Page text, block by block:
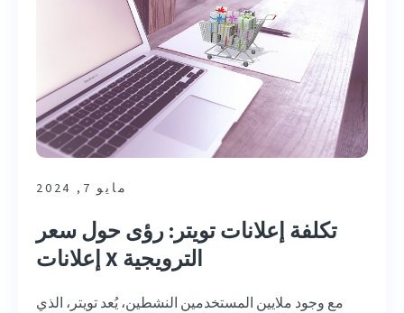
مايو 7, 2024
تكلفة إعلانات تويتر: رؤى حول سعر
إعلانات X الترويجية
مع وجود ملايين المستخدمين النشطين، يُعد تويتر، الذي